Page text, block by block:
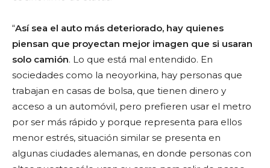
“Así sea el auto más deteriorado, hay quienes
piensan que proyectan mejor imagen que si usaran
solo camión. Lo que está mal entendido. En
sociedades como la neoyorkina, hay personas que
trabajan en casas de bolsa, que tienen dinero y
acceso a un automóvil, pero prefieren usar el metro
por ser más rápido y porque representa para ellos
menor estrés, situación similar se presenta en
algunas ciudades alemanas, en donde personas con